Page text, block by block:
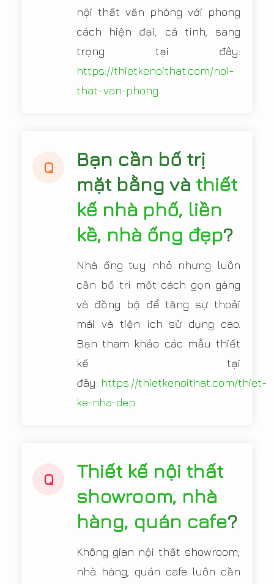
nội thất văn phòng với phong
cách hiện đại, cá tính, sang
trọng tại đây:
https://thietkenoithat.com/noi-
that-van-phong
Q
Bạn cần bố trị
mặt bằng và thiết
kế nhà phố, liền
kề, nhà ống đẹp?
Nhà ống tuy nhỏ nhưng luôn
cần bố trí một cách gọn gàng
và đồng bộ để tăng sự thoải
mái và tiện ích sử dụng cao.
Bạn tham khảo các mẫu thiết
kế tại
đây: https://thietkenoithat.com/thiet-
ke-nha-dep
Q
Thiết kế nội thất
showroom, nhà
hàng, quán cafe?
Không gian nội thất showroom,
nhà hàng, quán cafe luôn cần